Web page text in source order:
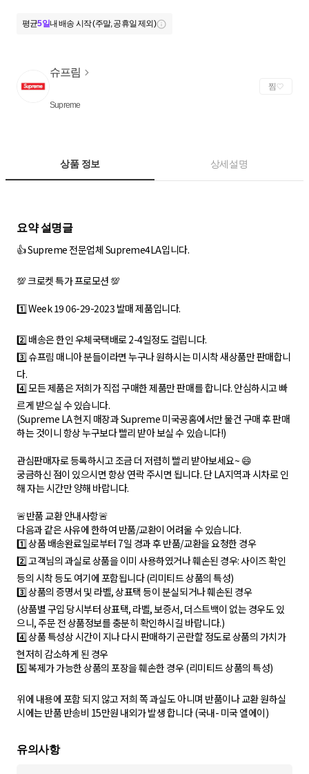
평균5일내 배송 시작 (주말, 공휴일 제외)
슈프림
Supreme
찜
상품 정보 상세설명
요약 설명글
👍 Supreme 전문업체 Supreme4LA입니다.
💯 크로켓 특가 프로모션 💯
1️⃣ Week 19 06-29-2023 발매 제품입니다.
2️⃣ 배송은 한인 우체국택배로 2-4일정도 걸립니다.
3️⃣ 슈프림 매니아 분들이라면 누구나 원하시는 미시착 새상품만 판매합니
다.
4️⃣ 모든 제품은 저희가 직접 구매한 제품만 판매를 합니다. 안심하시고 빠
르게 받으실 수 있습니다.
(Supreme LA 현지 매장과 Supreme 미국공홈에서만 물건 구매 후 판매
하는 것이니 항상 누구보다 빨리 받아 보실 수 있습니다!)
관심판매자로 등록하시고 조금 더 저렴히 빨리 받아보세요~ 😄
궁금하신 점이 있으시면 항상 연락 주시면 됩니다. 단 LA지역과 시차로 인
해 자는 시간만 양해 바랍니다.
🚨반품 교환 안내사항🚨
다음과 같은 사유에 한하여 반품/교환이 어려울 수 있습니다.
1️⃣ 상품 배송완료일로부터 7일 경과 후 반품/교환을 요청한 경우
2️⃣ 고객님의 과실로 상품을 이미 사용하였거나 훼손된 경우: 사이즈 확인
등의 시착 등도 여기에 포함됩니다 (리미티드 상품의 특성)
3️⃣ 상품의 증명서 및 라벨, 상표택 등이 분실되거나 훼손된 경우
(상품별 구입 당시부터 상표택, 라벨, 보증서, 더스트백이 없는 경우도 있
으니, 주문 전 상품정보를 충분히 확인하시길 바랍니다.)
4️⃣ 상품 특성상 시간이 지나 다시 판매하기 곤란할 정도로 상품의 가치가
현저히 감소하게 된 경우
5️⃣ 복제가 가능한 상품의 포장을 훼손한 경우 (리미티드 상품의 특성)
위에 내용에 포함 되지 않고 저희 쪽 과실도 아니며 반품이나 교환 원하실
시에는 반품 반송비 15만원 내외가 발생 합니다 (국내- 미국 엘에이)
유의사항